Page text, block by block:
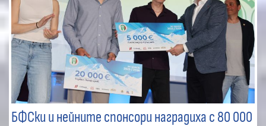
БФСки и нейните спонсори наградиха с 80 000